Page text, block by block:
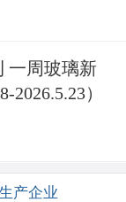
一周玻璃新
2026.5.23）
产企业